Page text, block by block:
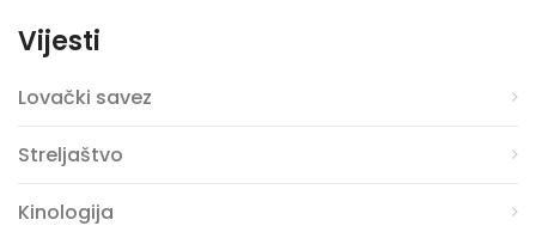
Vijesti
Lovački savez
Streljaštvo
Kinologija